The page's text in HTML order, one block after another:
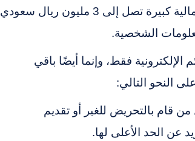
السجن لمدة تصل إلى 4 سنوات كحد أقصى، أو دفع غرامة مالية كبيرة تصل إلى 3 مليون ريال سعودي
الشخصية.
فقط، وإنما أيضًا باقي
النحو التالي:
قام بالتحريض للغير أو تقديم
عن الحد الأعلى لها.